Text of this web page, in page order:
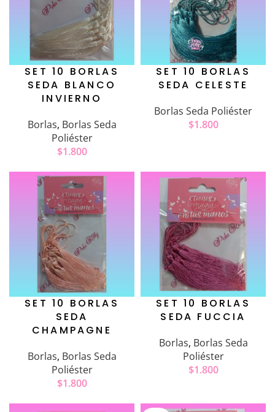
SET 10 BORLAS
SEDA BLANCO
INVIERNO
Borlas, Borlas Seda
Poliéster
$1.800
SET 10 BORLAS
SEDA CELESTE
Borlas Seda Poliéster
$1.800
SET 10 BORLAS
SEDA
CHAMPAGNE
Borlas, Borlas Seda
Poliéster
$1.800
SET 10 BORLAS
SEDA FUCCIA
Borlas, Borlas Seda
Poliéster
$1.800